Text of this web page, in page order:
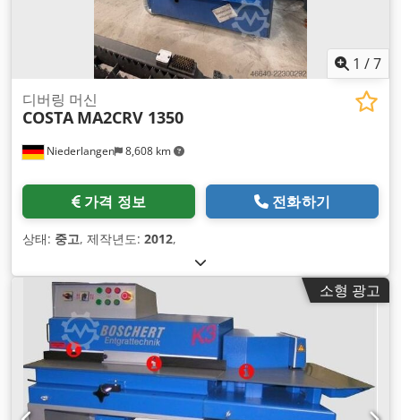
1 /7
Niederlangen 8,608 km
디버링 머신
COSTA MA2CRV 1350
가격 정보 전화하기
상태: 중고, 제작년도: 2012,
소형 광고